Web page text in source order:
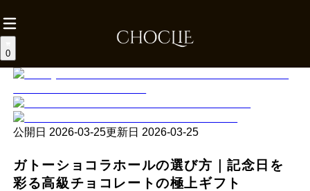
0
公開日 2026-03-25更新日 2026-03-25
ガトーショコラホールの選び方｜記念日を
彩る高級チョコレートの極上ギフト